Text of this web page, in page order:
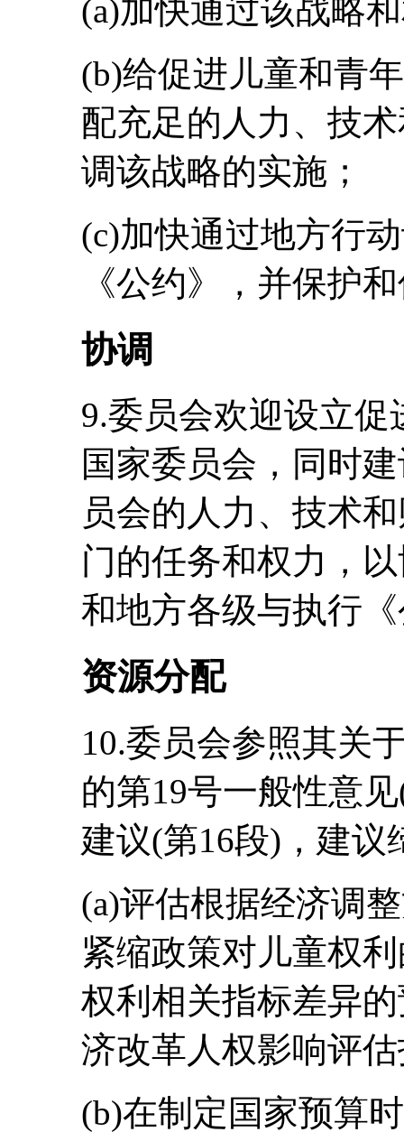
(a)加快通过该战略
(b)给促进儿童和青
配充足的人力、技
调该战略的实施；
(c)加快通过地方行
《公约》，并保护
协调
9.委员会欢迎设立
国家委员会，同时
员会的人力、技术
门的任务和权力，
和地方各级与执行
资源分配
10.委员会参照其关
的第19号一般性意
建议(第16段)，建议
(a)评估根据经济调
紧缩政策对儿童权
权利相关指标差异
济改革人权影响评
(b)在制定国家预算